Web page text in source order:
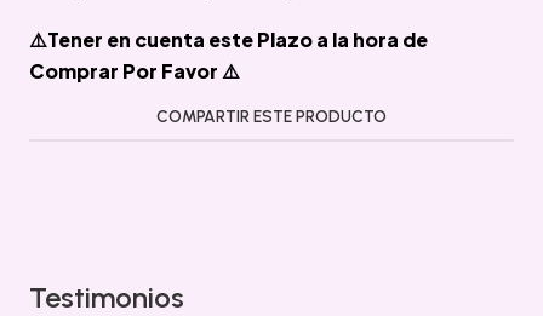
⚠️Tener en cuenta este Plazo a la hora de
Comprar Por Favor ⚠️
COMPARTIR ESTE PRODUCTO
Testimonios